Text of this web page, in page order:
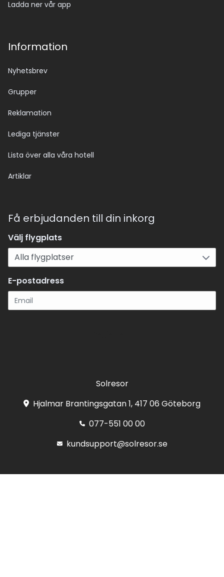
Ladda ner vår app
Information
Nyhetsbrev
Grupper
Reklamation
Lediga tjänster
Lista över alla våra hotell
Artiklar
Få erbjudanden till din inkorg
Välj flygplats
E-postadress
Solresor
Hjalmar Brantingsgatan 1, 417 06 Göteborg
077-551 00 00
kundsupport@solresor.se